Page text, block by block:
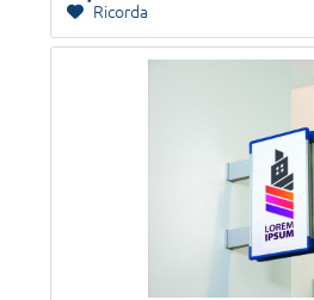
Ricorda